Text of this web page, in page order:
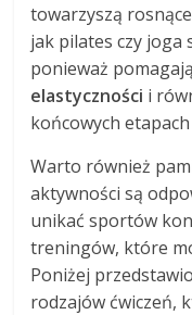
towarzyszą
jak pilates czy joga
ponieważ
elastyczności i
końcowych etapach
Warto również
aktywności są
unikać sportów
treningów, które
Poniżej
rodzajów ćwiczeń,